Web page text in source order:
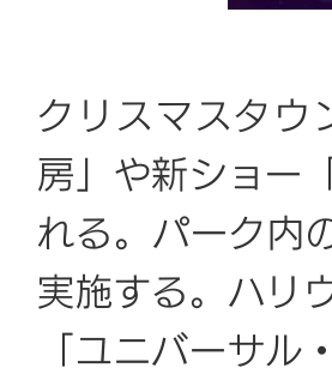
クリスマスタウ
房」や新ショー
れる。パーク内
実施する。ハリ
「ユニバーサ